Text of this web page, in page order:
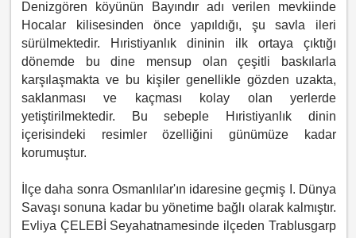
Denizgören köyünün Bayındır adı verilen mevkiinde
Hocalar kilisesinden önce yapıldığı, şu savla ileri
sürülmektedir. Hıristiyanlık dininin ilk ortaya çıktığı
dönemde bu dine mensup olan çeşitli baskılarla
karşılaşmakta ve bu kişiler genellikle gözden uzakta,
saklanması ve kaçması kolay olan yerlerde
yetiştirilmektedir. Bu sebeple Hıristiyanlık dinin
içerisindeki resimler özelliğini günümüze kadar
korumuştur.
İlçe daha sonra Osmanlılar'ın idaresine geçmiş I. Dünya
Savaşı sonuna kadar bu yönetime bağlı olarak kalmıştır.
Evliya ÇELEBİ Seyahatnamesinde ilçeden Trablusgarp